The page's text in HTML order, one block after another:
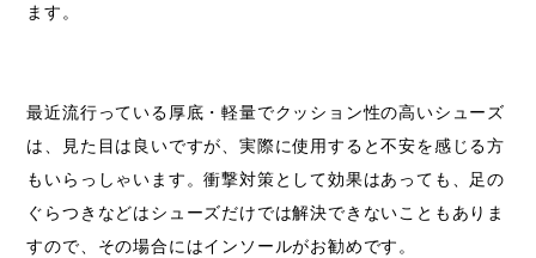
ます。
最近流行っている厚底・軽量でクッション性の高いシューズ
は、見た目は良いですが、実際に使用すると不安を感じる方
もいらっしゃいます。衝撃対策として効果はあっても、足の
ぐらつきなどはシューズだけでは解決できないこともありま
すので、その場合にはインソールがお勧めです。